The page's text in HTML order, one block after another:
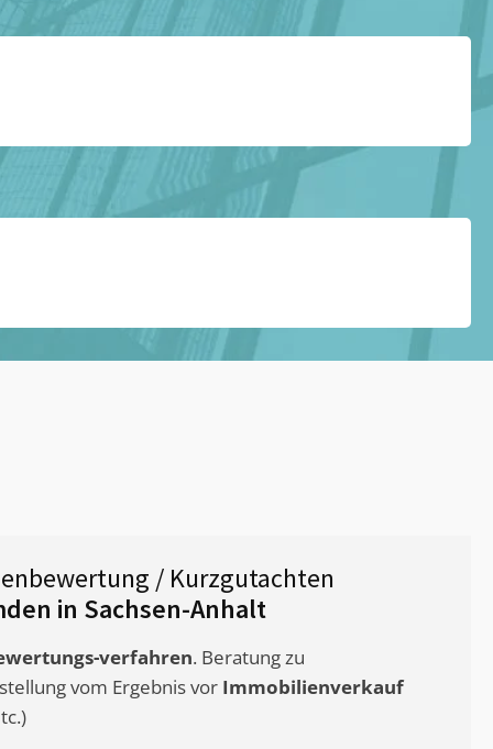
/ Kurzgutachten
in Sachsen-Anhalt
verfahren. Beratung zu
vom Ergebnis vor Immobilienverkauf